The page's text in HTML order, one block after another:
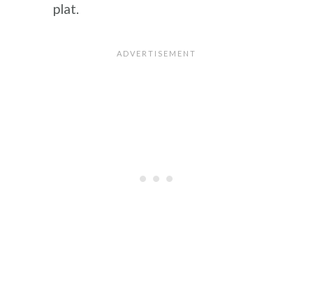
onctueuse et au goût subtil qui font la
plat.